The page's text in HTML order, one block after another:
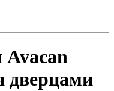
дверцами